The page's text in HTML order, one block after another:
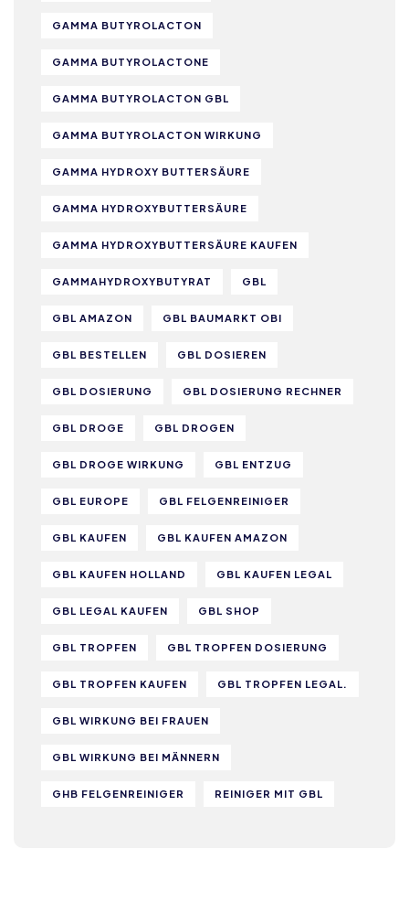
GAMMA BUTYROLACTON
GAMMA BUTYROLACTONE
GAMMA BUTYROLACTON GBL
GAMMA BUTYROLACTON WIRKUNG
GAMMA HYDROXY BUTTERSÄURE
GAMMA HYDROXYBUTTERSÄURE
GAMMA HYDROXYBUTTERSÄURE KAUFEN
GAMMAHYDROXYBUTYRAT GBL
GBL AMAZON GBL BAUMARKT OBI
GBL BESTELLEN GBL DOSIEREN
GBL DOSIERUNG GBL DOSIERUNG RECHNER
GBL DROGE GBL DROGEN
GBL DROGE WIRKUNG GBL ENTZUG
GBL EUROPE GBL FELGENREINIGER
GBL KAUFEN GBL KAUFEN AMAZON
GBL KAUFEN HOLLAND GBL KAUFEN LEGAL
GBL LEGAL KAUFEN GBL SHOP
GBL TROPFEN GBL TROPFEN DOSIERUNG
GBL TROPFEN KAUFEN GBL TROPFEN LEGAL.
GBL WIRKUNG BEI FRAUEN
GBL WIRKUNG BEI MÄNNERN
GHB FELGENREINIGER REINIGER MIT GBL